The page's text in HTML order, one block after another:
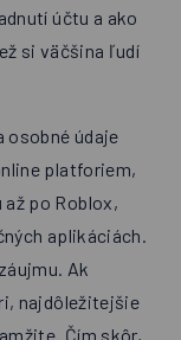
účtu a ako
si väčšina ľudí
osobné údaje
platforiem,
po Roblox,
aplikáciách.
Ak
najdôležitejšie
Čím skôr,